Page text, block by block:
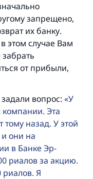
запрещено,
их банку.
этом случае Вам
от прибыли,
вопрос: У
Эта
тому назад. У этой
они на
в Банке Эр-
риалов за акцию.
риалов. Я